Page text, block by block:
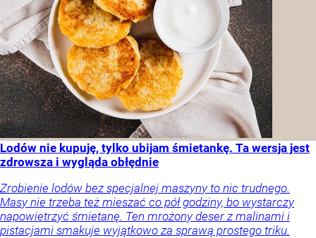
Lodów nie kupuję, tylko ubijam śmietankę. Ta wersja jest
zdrowsza i wygląda obłędnie
Zrobienie lodów bez specjalnej maszyny to nic trudnego.
Masy nie trzeba też mieszać co pół godziny, bo wystarczy
napowietrzyć śmietanę. Ten mrożony deser z malinami i
pistacjami smakuje wyjątkowo za sprawą prostego triku.